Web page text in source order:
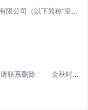
10月15日，深圳市皇庭国际企业股份有限公司（以下简称“皇庭国际”）发布关于终止筹划重大资产出售及债务重组事项的公告。图片来源于网络，如有侵权，请联系删除 公告显示，皇庭国际与各方就上述交易的可行性、交易方案的核心条款等进行了多次...
■ 肖 伟图片来源于网络，如有侵权，请联系删除 金秋时节，上市公司2025年秋季招聘大幕渐启。与往年不同的是，今年招聘季，越来越多的企业正打破地域限制、储备战略人才、拥抱智能化变革、完善人才管理体系，将人力资源转化为核心竞争力，为...